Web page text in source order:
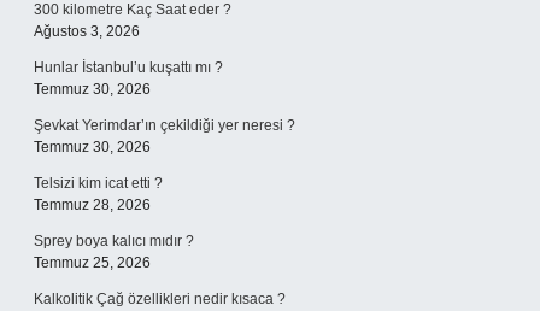
300 kilometre Kaç Saat eder ?
Ağustos 3, 2026
Hunlar İstanbul’u kuşattı mı ?
Temmuz 30, 2026
Şevkat Yerimdar’ın çekildiği yer neresi ?
Temmuz 30, 2026
Telsizi kim icat etti ?
Temmuz 28, 2026
Sprey boya kalıcı mıdır ?
Temmuz 25, 2026
Kalkolitik Çağ özellikleri nedir kısaca ?